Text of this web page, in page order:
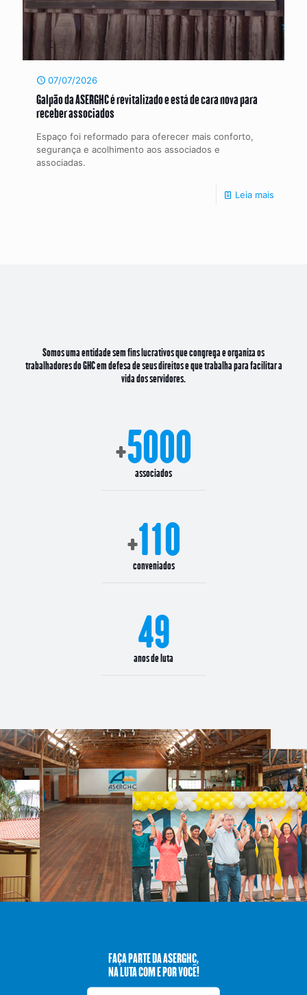
07/07/2026
Galpão da ASERGHC é revitalizado e está de cara nova para
receber associados
Espaço foi reformado para oferecer mais conforto,
segurança e acolhimento aos associados e
associadas.
Leia mais
Somos uma entidade sem fins lucrativos que congrega e organiza os
trabalhadores do GHC em defesa de seus direitos e que trabalha para facilitar a
vida dos servidores.
+5000
associados
+110
conveniados
49
anos de luta
FAÇA PARTE DA ASERGHC,
NA LUTA COM E POR VOCÊ!